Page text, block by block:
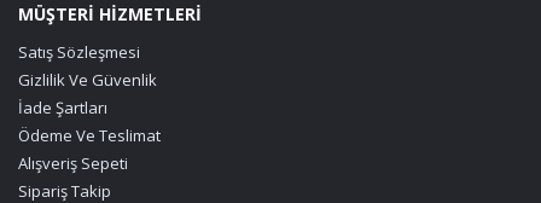
MÜŞTERİ HİZMETLERİ
Satış Sözleşmesi
Gizlilik Ve Güvenlik
İade Şartları
Ödeme Ve Teslimat
Alışveriş Sepeti
Sipariş Takip